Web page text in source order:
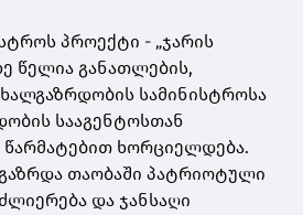
პროექტი - „ჯარის
წელია განათლების,
სამინისტროსა
სააგენტოსთან
ხორციელდება.
თაობაში პატრიოტული
და ჯანსაღი